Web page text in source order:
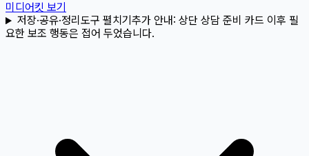
미디어킷 보기
저장·공유·정리도구 펼치기 추가 안내: 상단 상담 준비 카드 이후 필
요한 보조 행동은 접어 두었습니다.